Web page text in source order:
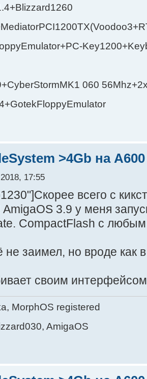
060
>4Gb на А600
17:55
всего с
3.9 у меня
CompactFlash с
не заимел, но вроде как
своим
MorphOS registered
AmigaOS